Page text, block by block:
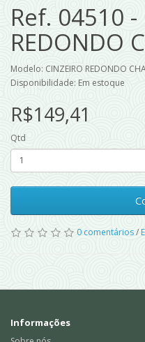
Ref. 04510 -
REDONDO
Modelo: CINZEIRO REDONDO
Disponibilidade: Em estoque
R$149,41
Qtd
0 comentários/
Informações